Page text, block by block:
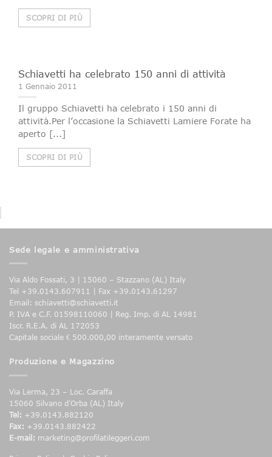
SCOPRI DI PIÙ
Schiavetti ha celebrato 150 anni di attività
1 Gennaio 2011
Il gruppo Schiavetti ha celebrato i 150 anni di
attività.Per l’occasione la Schiavetti Lamiere Forate ha
aperto [...]
SCOPRI DI PIÙ
Sede legale e amministrativa
Via Aldo Fossati, 3 | 15060 – Stazzano (AL) Italy
Tel +39.0143.607911 | Fax +39.0143.61297
Email: schiavetti@schiavetti.it
P. IVA e C.F. 01598110060 | Reg. Imp. di AL 14981
Iscr. R.E.A. di AL 172053
Capitale sociale € 500.000,00 interamente versato
Produzione e Magazzino
Via Lerma, 23 – Loc. Caraffa
15060 Silvano d’Orba (AL) Italy
Tel: +39.0143.882120
Fax: +39.0143.882422
E-mail: marketing@profilatileggeri.com